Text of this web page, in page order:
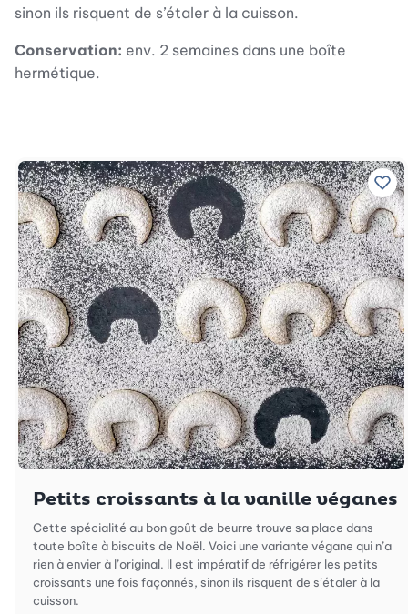
sinon ils risquent de s’étaler à la cuisson.
Conservation: env. 2 semaines dans une boîte
hermétique.
Petits croissants à la vanille véganes
Cette spécialité au bon goût de beurre trouve sa place dans
toute boîte à biscuits de Noël. Voici une variante végane qui n’a
rien à envier à l’original. Il est impératif de réfrigérer les petits
croissants une fois façonnés, sinon ils risquent de s’étaler à la
cuisson.